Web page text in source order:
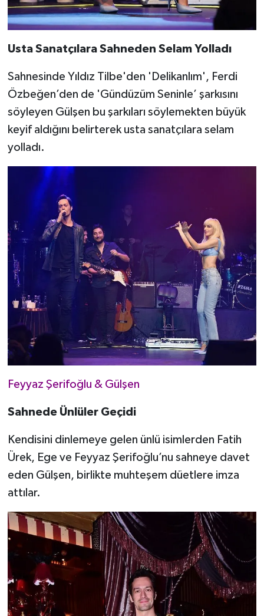
Usta Sanatçılara Sahneden Selam Yolladı
Sahnesinde Yıldız Tilbe'den 'Delikanlım', Ferdi
Özbeğen’den de 'Gündüzüm Seninle’ şarkısını
söyleyen Gülşen bu şarkıları söylemekten büyük
keyif aldığını belirterek usta sanatçılara selam
yolladı.
Feyyaz Şerifoğlu & Gülşen
Sahnede Ünlüler Geçidi
Kendisini dinlemeye gelen ünlü isimlerden Fatih
Ürek, Ege ve Feyyaz Şerifoğlu’nu sahneye davet
eden Gülşen, birlikte muhteşem düetlere imza
attılar.